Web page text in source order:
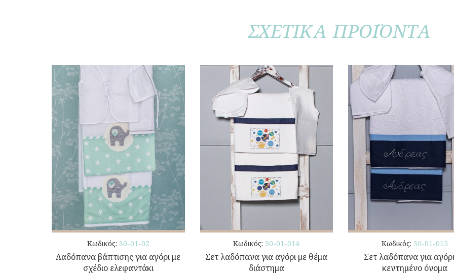
ΣΧΕΤΙΚΑ ΠΡΟΪΟΝΤΑ
Κωδικός: 30-01-02
Λαδόπανα βάπτισης για αγόρι με
σχέδιο ελεφαντάκι
Κωδικός: 30-01-014
Σετ λαδόπανα για αγόρι με θέμα
διάστημα
Κωδικός: 30-01-015
Σετ λαδόπανα για
κεντημένο όνομα